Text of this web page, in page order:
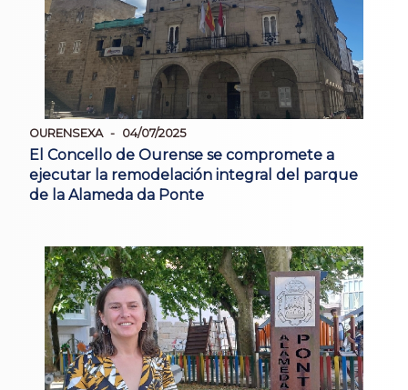
OURENSEXA 04/07/2025
El Concello de Ourense se compromete a
ejecutar la remodelación integral del parque
de la Alameda da Ponte